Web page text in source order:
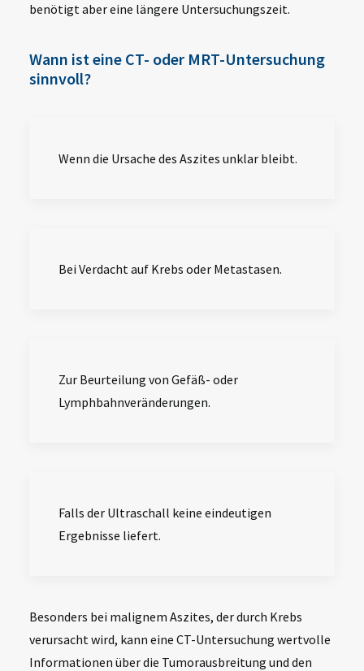
benötigt aber eine längere Untersuchungszeit.
Wann ist eine CT- oder MRT-Untersuchung
sinnvoll?
Wenn die Ursache des Aszites unklar bleibt.
Bei Verdacht auf Krebs oder Metastasen.
Zur Beurteilung von Gefäß- oder
Lymphbahnveränderungen.
Falls der Ultraschall keine eindeutigen
Ergebnisse liefert.
Besonders bei malignem Aszites, der durch Krebs
verursacht wird, kann eine CT-Untersuchung wertvolle
Informationen über die Tumorausbreitung und den